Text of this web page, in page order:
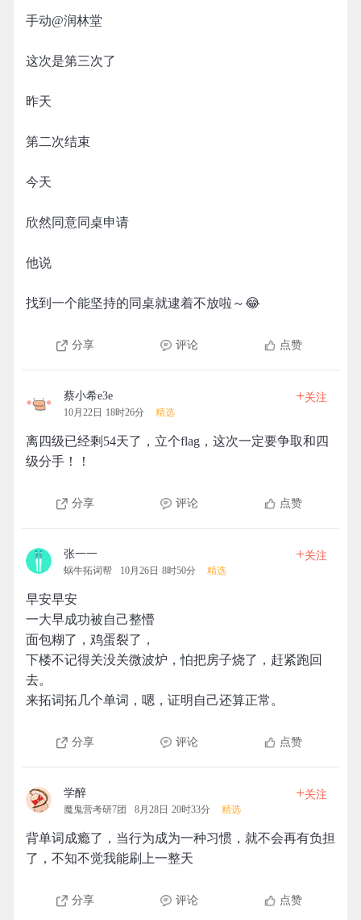
手动@润林堂
这次是第三次了
昨天
第二次结束
今天
欣然同意同桌申请
他说
找到一个能坚持的同桌就逮着不放啦～😂
分享 评论 点赞
蔡小希e3e
10月22日 18时26分 精选
+关注
离四级已经剩54天了，立个flag，这次一定要争取和四
级分手！！
分享 评论 点赞
张一一
蜗牛拓词帮 10月26日 8时50分 精选
+关注
早安早安
一大早成功被自己整懵
面包糊了，鸡蛋裂了，
下楼不记得关没关微波炉，怕把房子烧了，赶紧跑回
去。
来拓词拓几个单词，嗯，证明自己还算正常。
分享 评论 点赞
学醉
魔鬼营考研7团 8月28日 20时33分 精选
+关注
背单词成瘾了，当行为成为一种习惯，就不会再有负担
了，不知不觉我能刷上一整天
分享 评论 点赞